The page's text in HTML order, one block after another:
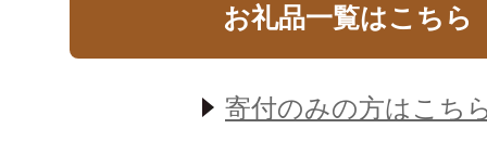
お礼品一覧はこちら
寄付のみの方はこち